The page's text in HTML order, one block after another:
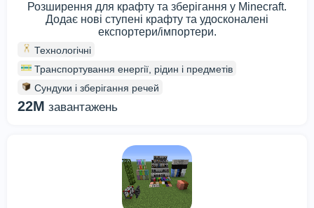
Розширення для крафту та зберігання у Minecraft.
Додає нові ступені крафту та удосконалені
експортери/імпортери.
Технологічні
Транспортування енергії, рідин і предметів
Сундуки і зберігання речей
22M завантажень